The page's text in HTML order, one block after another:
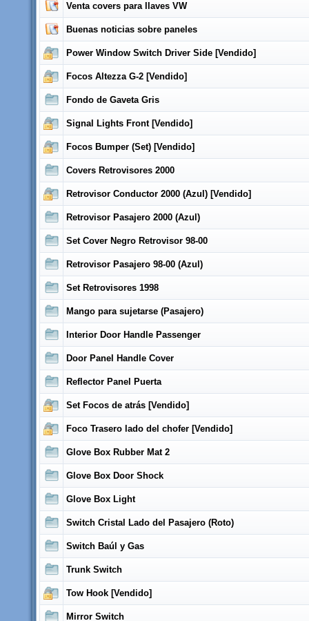
Venta covers para llaves VW
Buenas noticias sobre paneles
Power Window Switch Driver Side [Vendido]
Focos Altezza G-2 [Vendido]
Fondo de Gaveta Gris
Signal Lights Front [Vendido]
Focos Bumper (Set) [Vendido]
Covers Retrovisores 2000
Retrovisor Conductor 2000 (Azul) [Vendido]
Retrovisor Pasajero 2000 (Azul)
Set Cover Negro Retrovisor 98-00
Retrovisor Pasajero 98-00 (Azul)
Set Retrovisores 1998
Mango para sujetarse (Pasajero)
Interior Door Handle Passenger
Door Panel Handle Cover
Reflector Panel Puerta
Set Focos de atrás [Vendido]
Foco Trasero lado del chofer [Vendido]
Glove Box Rubber Mat 2
Glove Box Door Shock
Glove Box Light
Switch Cristal Lado del Pasajero (Roto)
Switch Baúl y Gas
Trunk Switch
Tow Hook [Vendido]
Mirror Switch